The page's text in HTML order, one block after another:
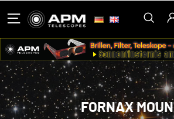
FORNAX